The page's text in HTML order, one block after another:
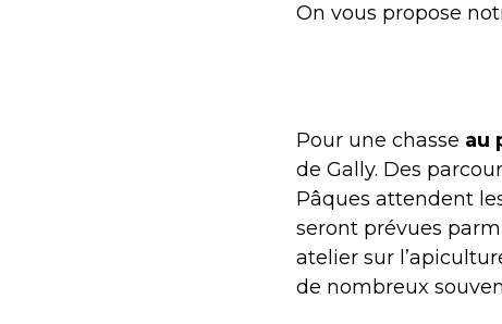
On vous propose
Pour une chasse au
de Gally. Des
Pâques attendent
seront prévues
atelier sur
de nombreux